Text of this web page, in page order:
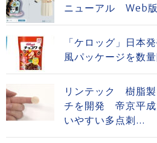
ニューアル Web
「ケロッグ」日本
風パッケージを数
リンテック 樹脂製
チを開発 帝京平成
いやすい多点刺...